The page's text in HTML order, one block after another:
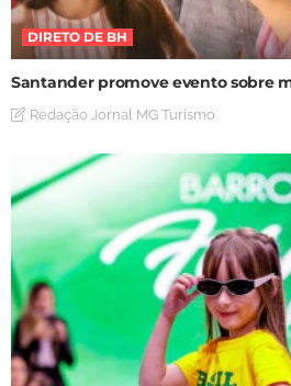
DIRETO DE BH
Santander promove evento sobre
Redação Jornal MG Turismo